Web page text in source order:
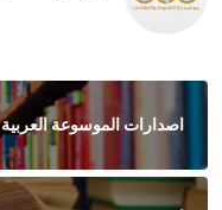
اصدارات الموسوعة العربية